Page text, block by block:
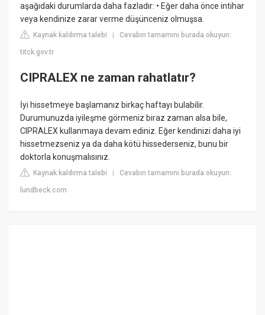
aşağıdaki durumlarda daha fazladır: • Eğer daha önce intihar
veya kendinize zarar verme düşünceniz olmuşsa.
Kaynak kaldırma talebi |Cevabın tamamını burada okuyun:
titck.gov.tr
CIPRALEX ne zaman rahatlatır?
İyi hissetmeye başlamanız birkaç haftayı bulabilir.
Durumunuzda iyileşme görmeniz biraz zaman alsa bile,
CIPRALEX kullanmaya devam ediniz. Eğer kendinizi daha iyi
hissetmezseniz ya da daha kötü hissederseniz, bunu bir
doktorla konuşmalısınız.
Kaynak kaldırma talebi |Cevabın tamamını burada okuyun:
lundbeck.com